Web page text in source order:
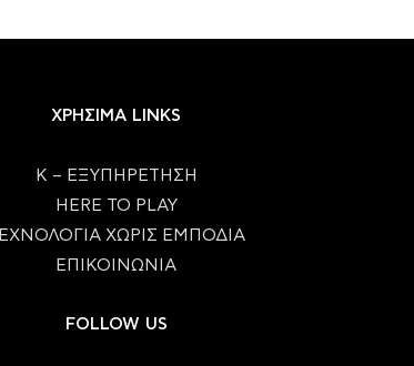
ΧΡΗΣΙΜΑ LINKS
Κ – ΕΞΥΠΗΡΕΤΗΣΗ
HERE TO PLAY
ΧΩΡΙΣ ΕΜΠΟΔΙΑ
ΕΠΙΚΟΙΝΩΝΙΑ
FOLLOW US